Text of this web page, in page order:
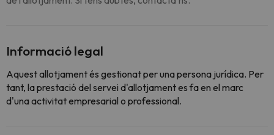
Informació legal
Aquest allotjament és gestionat per una persona jurídica. Per
tant, la prestació del servei d'allotjament es fa en el marc
d'una activitat empresarial o professional.